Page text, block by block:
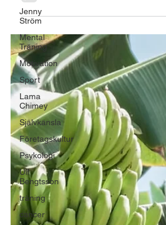
Jenny
Ström
Mental
Träning
Motivation
Sport
Lama
Chimey
Självkänsla
Företagskultur
Psykologi
Ulf
Bengtsson
träning
cancer
även oberoende av fysisk